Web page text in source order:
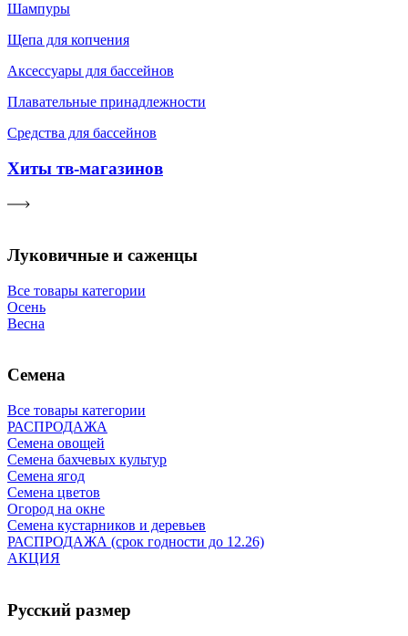
Шампуры
Щепа для копчения
Аксессуары для бассейнов
Плавательные принадлежности
Средства для бассейнов
Хиты тв-магазинов
Луковичные и саженцы
Все товары категории
Осень
Весна
Семена
Все товары категории
РАСПРОДАЖА
Семена овощей
Семена бахчевых культур
Семена ягод
Семена цветов
Огород на окне
Семена кустарников и деревьев
РАСПРОДАЖА (срок годности до 12.26)
АКЦИЯ
Русский размер